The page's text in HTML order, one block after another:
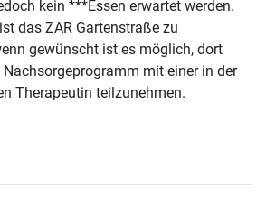
kein ***Essen erwartet werden.
das ZAR Gartenstraße zu
gewünscht ist es möglich, dort
mit einer in der
Therapeutin teilzunehmen.